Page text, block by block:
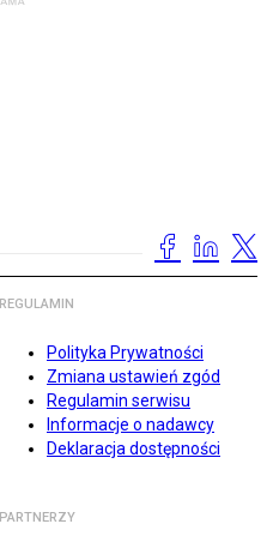
REGULAMIN
Polityka Prywatności
Zmiana ustawień zgód
Regulamin serwisu
Informacje o nadawcy
Deklaracja dostępności
PARTNERZY